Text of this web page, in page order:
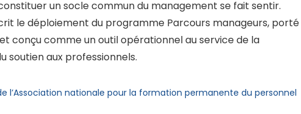
un socle commun du management se fait sentir.
le déploiement du programme Parcours manageurs, porté
conçu comme un outil opérationnel au service de la
soutien aux professionnels.
l’Association nationale pour la formation permanente du personnel